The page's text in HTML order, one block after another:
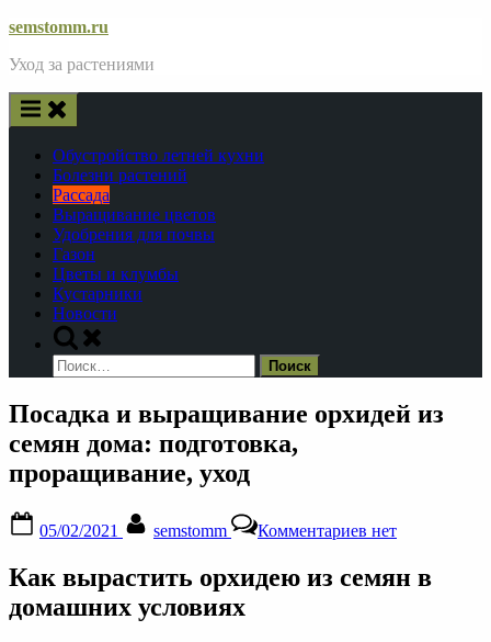
Skip
content
semstomm.ru
Уход за растениями
Обустройство летней кухни
Болезни растений
Рассада
Выращивание цветов
Удобрения для почвы
Газон
Цветы и клумбы
Кустарники
Новости
Toggle
search
form
Найти:
Посадка и выращивание орхидей из
семян дома: подготовка,
проращивание, уход
on
05/02/2021 semstomm Комментариевзаписи
и
нет
Как вырастить орхидею из семян в
домашних условиях